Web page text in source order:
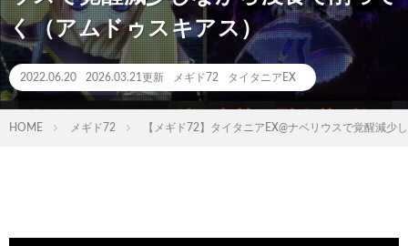
く（アムドゥスキアス）
2022.06.20 2026.03.21更新 メギド72 タイタニアEX
HOME メギド72 【メギド72】タイタニアEX@ナベリウスで覚醒減少